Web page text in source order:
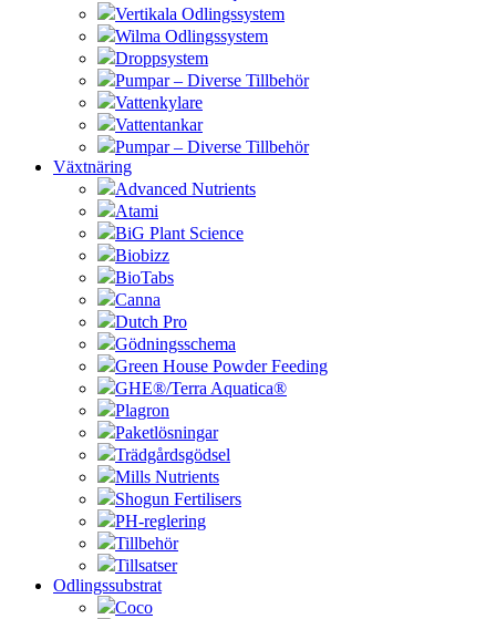
Vertikala Odlingssystem
Wilma Odlingssystem
Droppsystem
Pumpar – Diverse Tillbehör
Vattenkylare
Vattentankar
Pumpar – Diverse Tillbehör
Växtnäring
Advanced Nutrients
Atami
BiG Plant Science
Biobizz
BioTabs
Canna
Dutch Pro
Gödningsschema
Green House Powder Feeding
GHE®/Terra Aquatica®
Plagron
Paketlösningar
Trädgårdsgödsel
Mills Nutrients
Shogun Fertilisers
PH-reglering
Tillbehör
Tillsatser
Odlingssubstrat
Coco